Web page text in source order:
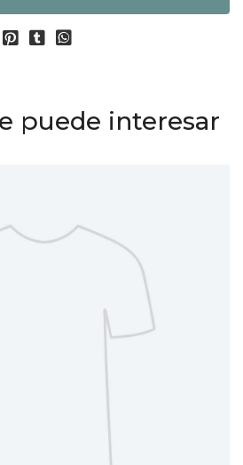
puede interesar